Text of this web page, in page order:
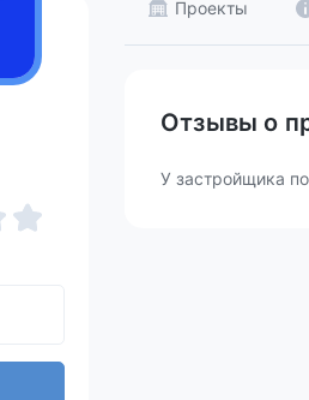
Проекты
Отзывы о
У застройщика